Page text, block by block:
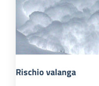
Rischio valanga